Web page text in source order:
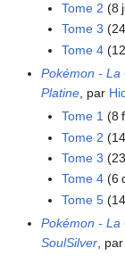
Tome 2 (8
Tome 3
Tome 4(12
Pokémon - La
Platine , par
Tome 1 (8
Tome 2
Tome 3
Tome 4(6
Tome 5(14
Pokémon - La
SoulSilver , par